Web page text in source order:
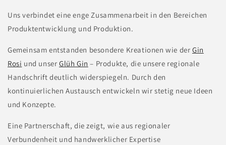
Uns verbindet eine enge Zusammenarbeit in den Bereichen
Produktentwicklung und Produktion.
Gemeinsam entstanden besondere Kreationen wie derGin
Rosi und unserGlüh Gin – Produkte, die unsere regionale
Handschrift deutlich widerspiegeln. Durch den
kontinuierlichen Austausch entwickeln wir stetig neue Ideen
und Konzepte.
Eine Partnerschaft, die zeigt, wie aus regionaler
Verbundenheit und handwerklicher Expertise